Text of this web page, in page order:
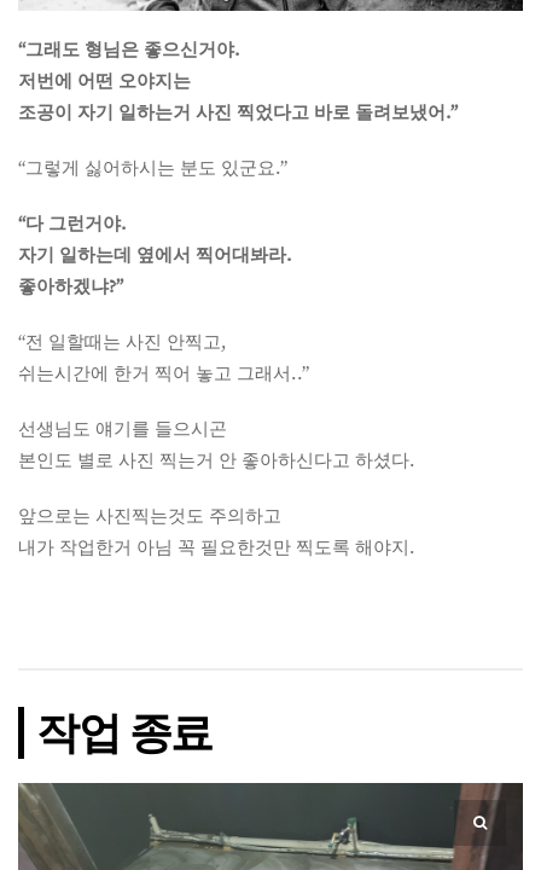
“그래도 형님은 좋으신거야.
저번에 어떤 오야지는
조공이 자기 일하는거 사진 찍었다고 바로 돌려보냈어.”
“그렇게 싫어하시는 분도 있군요.”
“다 그런거야.
자기 일하는데 옆에서 찍어대봐라.
좋아하겠냐?”
“전 일할때는 사진 안찍고,
쉬는시간에 한거 찍어 놓고 그래서..”
선생님도 얘기를 들으시곤
본인도 별로 사진 찍는거 안 좋아하신다고 하셨다.
앞으로는 사진찍는것도 주의하고
내가 작업한거 아님 꼭 필요한것만 찍도록 해야지.
작업 종료